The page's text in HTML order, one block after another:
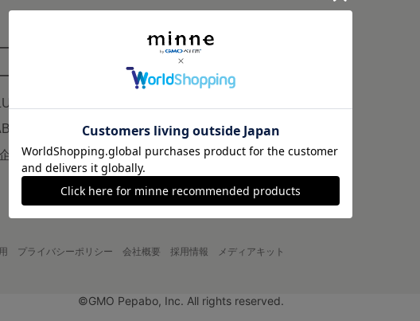
ジ販売
ド販売
画・イベント
minneの本
広告出稿について
プライバシーポリシー 会社概要 採用情報 メディアキット
©GMO Pepabo, Inc. All rights reserved.